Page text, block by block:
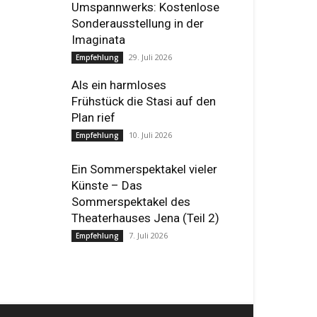
Umspannwerks: Kostenlose
Sonderausstellung in der
Imaginata
Empfehlung 29. Juli 2026
Als ein harmloses
Frühstück die Stasi auf den
Plan rief
Empfehlung 10. Juli 2026
Ein Sommerspektakel vieler
Künste – Das
Sommerspektakel des
Theaterhauses Jena (Teil 2)
Empfehlung 7. Juli 2026